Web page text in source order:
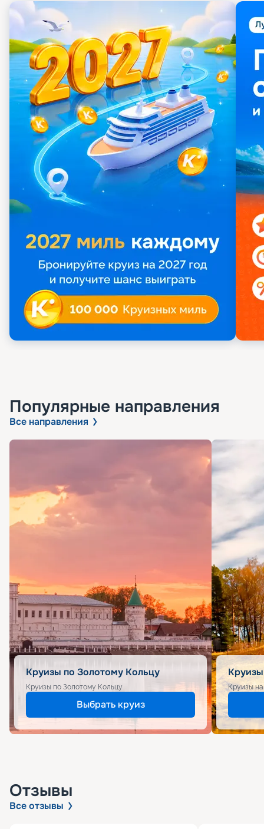
Популярные направления
Все направления
Круизы по Золотому Кольцу
Круизы по Золотому Кольцу
Выбрать круиз
Круизы
Отзывы
Все отзывы